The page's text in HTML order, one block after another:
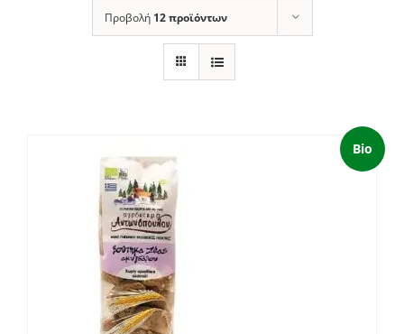
Προβολή 12 προϊόντων
Bio